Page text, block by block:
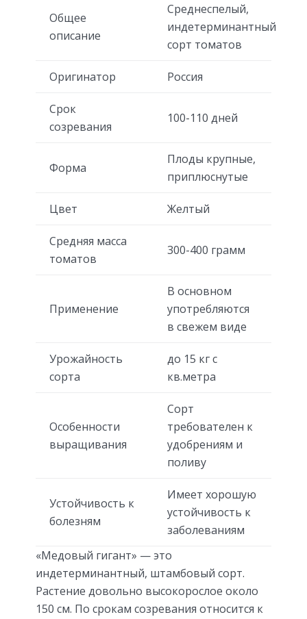
Общее
описание
Среднеспелый,
индетерминантный
сорт томатов
Оригинатор Россия
Срок
созревания
100-110 дней
Форма
Плоды крупные,
приплюснутые
Цвет Желтый
Средняя масса
томатов
300-400 грамм
Применение
В основном
употребляются
в свежем виде
Урожайность
сорта
до 15 кг с
кв.метра
Особенности
выращивания
Сорт
требователен к
удобрениям и
поливу
Устойчивость к
болезням
Имеет хорошую
устойчивость к
заболеваниям
«Медовый гигант» — это
индетерминантный, штамбовый сорт.
Растение довольно высокорослое около
150 см. По срокам созревания относится к